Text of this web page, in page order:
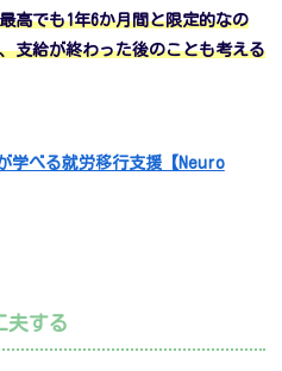
最高でも1年6か月間と限定的なの
支給が終わった後のことも考える
学べる就労移行支援【Neuro
夫する